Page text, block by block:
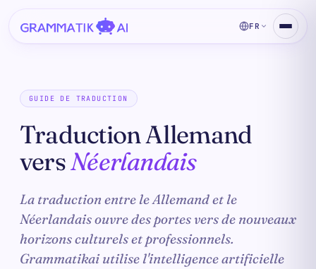
FR
GUIDE DE TRADUCTION
Traduction Allemand
versNéerlandais
La traduction entre le Allemand et le
Néerlandais ouvre des portes vers de nouveaux
horizons culturels et professionnels.
Grammatikai utilise l'intelligence artificielle